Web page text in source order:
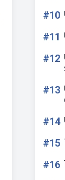
#10
#11
#12
#13
#14
#15
#16